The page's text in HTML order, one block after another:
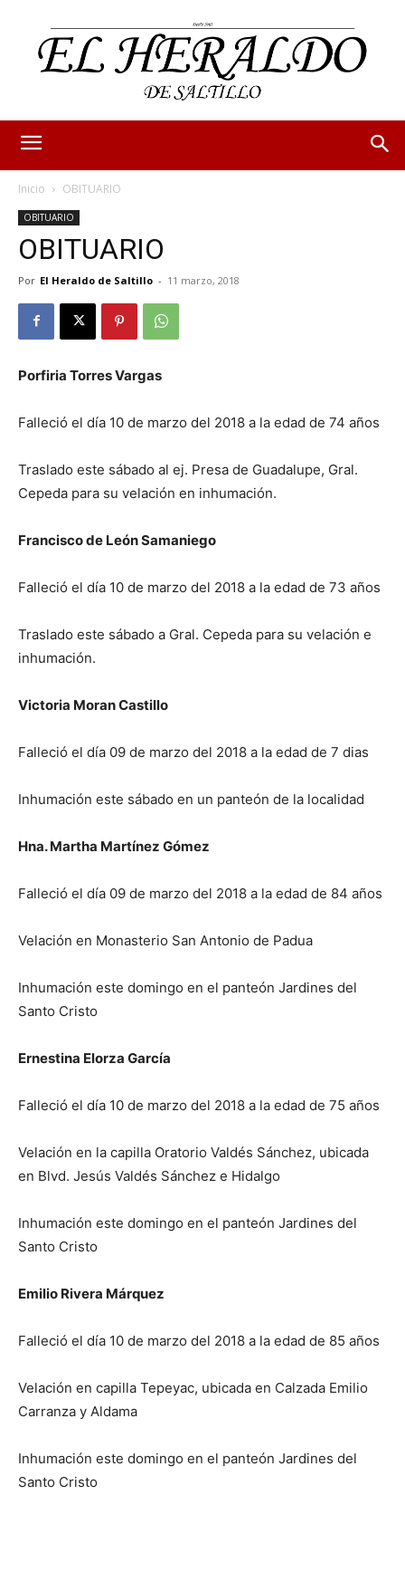
Inicio OBITUARIO
OBITUARIO
OBITUARIO
Por El Heraldo de Saltillo - 11 marzo, 2018
Porfiria Torres Vargas
Falleció el día 10 de marzo del 2018 a la edad de 74 años
Traslado este sábado al ej. Presa de Guadalupe, Gral.
Cepeda para su velación en inhumación.
Francisco de León Samaniego
Falleció el día 10 de marzo del 2018 a la edad de 73 años
Traslado este sábado a Gral. Cepeda para su velación e
inhumación.
Victoria Moran Castillo
Falleció el día 09 de marzo del 2018 a la edad de 7 dias
Inhumación este sábado en un panteón de la localidad
Hna. Martha Martínez Gómez
Falleció el día 09 de marzo del 2018 a la edad de 84 años
Velación en Monasterio San Antonio de Padua
Inhumación este domingo en el panteón Jardines del
Santo Cristo
Ernestina Elorza García
Falleció el día 10 de marzo del 2018 a la edad de 75 años
Velación en la capilla Oratorio Valdés Sánchez, ubicada
en Blvd. Jesús Valdés Sánchez e Hidalgo
Inhumación este domingo en el panteón Jardines del
Santo Cristo
Emilio Rivera Márquez
Falleció el día 10 de marzo del 2018 a la edad de 85 años
Velación en capilla Tepeyac, ubicada en Calzada Emilio
Carranza y Aldama
Inhumación este domingo en el panteón Jardines del
Santo Cristo